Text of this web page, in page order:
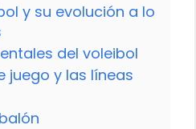
y su evolución a lo
del voleibol
juego y las líneas